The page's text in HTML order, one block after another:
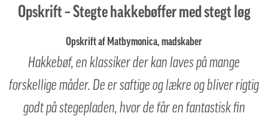
Opskrift – Stegte hakkebøffer med stegt løg
Opskrift af Matbymonica, madskaber
Hakkebøf, en klassiker der kan laves på mange
forskellige måder. De er saftige og lækre og bliver rigtig
godt på stegepladen, hvor de får en fantastisk fin